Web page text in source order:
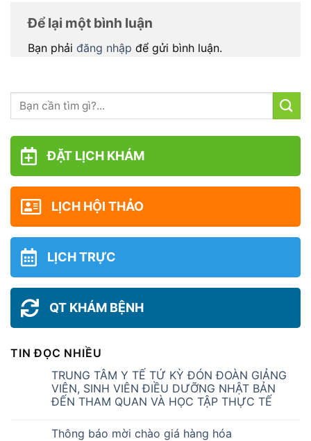
Để lại một bình luận
Bạn phải đăng nhập để gửi bình luận.
ĐẶT LỊCH KHÁM
LỊCH HỘI THẢO
LỊCH TRỰC
QT KHÁM BỆNH
TIN ĐỌC NHIỀU
TRUNG TÂM Y TẾ TỨ KỲ ĐÓN ĐOÀN GIẢNG
VIÊN, SINH VIÊN ĐIỀU DƯỠNG NHẬT BẢN
ĐẾN THAM QUAN VÀ HỌC TẬP THỰC TẾ
Thông báo mời chào giá hàng hóa